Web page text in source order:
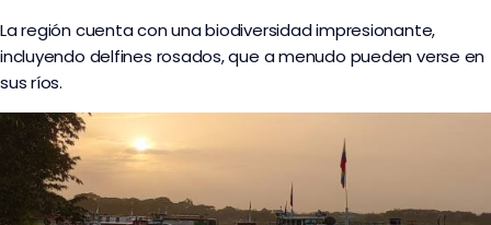
La región cuenta con una biodiversidad impresionante,
incluyendo delfines rosados, que a menudo pueden verse en
sus ríos.